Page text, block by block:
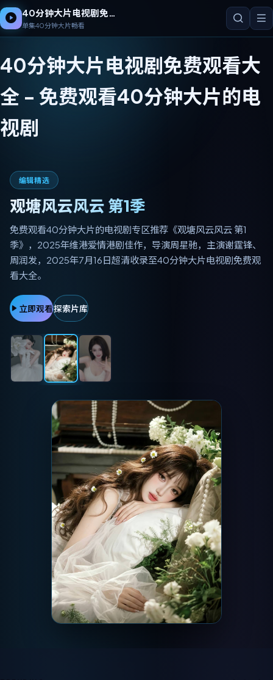
40分钟大片电视剧免费观看大全
单集40分钟大片畅看
40分钟大片电视剧免费观看大
全 - 免费观看40分钟大片的电
视剧
本周必看
救赎·台南5 第2季
高分台剧佳作《救赎·台南5 第2季》2018年中国台湾热播，钮
承泽执导，柯震东领衔，免费观看40分钟大片的电视剧1080P
流畅在线，单集40分钟大片畅看。
立即观看 探索片库